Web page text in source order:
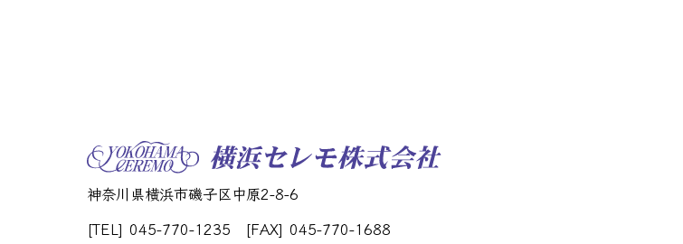
神奈川県横浜市磯子区中原2-8-6
[TEL] 045-770-1235
[FAX] 045-770-1688